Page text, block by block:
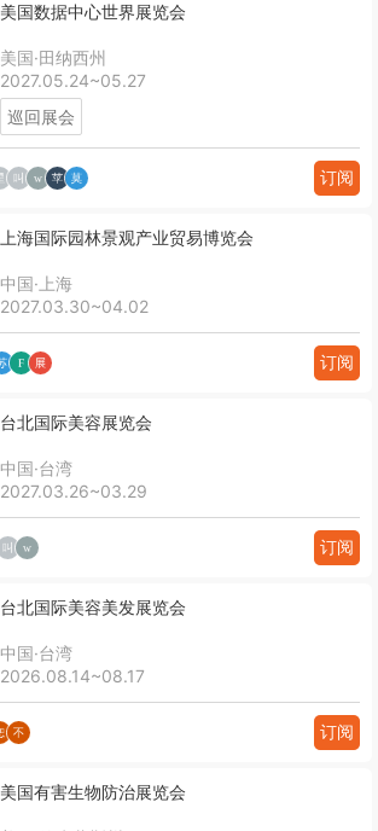
美国数据中心世界展览会
美国·田纳西州
2027.05.24~05.27
巡回展会
订阅
上海国际园林景观产业贸易博览会
中国·上海
2027.03.30~04.02
订阅
台北国际美容展览会
中国·台湾
2027.03.26~03.29
订阅
台北国际美容美发展览会
中国·台湾
2026.08.14~08.17
订阅
美国有害生物防治展览会